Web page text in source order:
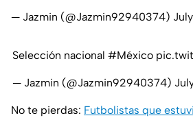
— Jazmin (@Jazmin92940374)
Selección nacional #México
— Jazmin (@Jazmin92940374)
No te pierdas: Futbolistas que